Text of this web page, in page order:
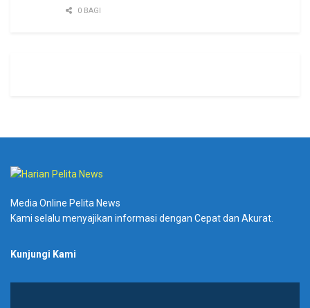
0 BAGI
Media Online Pelita News
Kami selalu menyajikan informasi dengan Cepat dan Akurat.
Kunjungi Kami